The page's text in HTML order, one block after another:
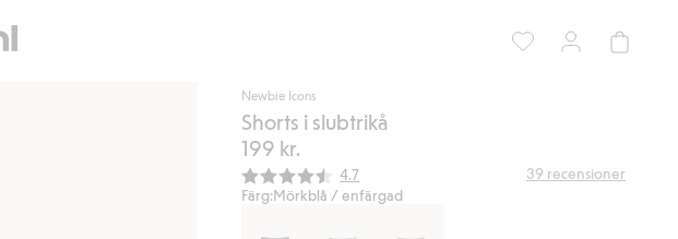
Newbie Icons
Shorts i slubtrikå
199 kr.
Snittbetyg:
4.7 39 recensioner
Färg:Mörkblå / enfärgad